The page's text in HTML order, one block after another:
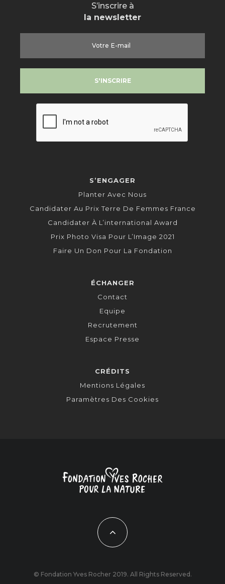
S’inscrire à
la newsletter
S’ENGAGER
Planter Avec Nous
Candidater Au Prix Terre De Femmes France
Candidater À L’international Award
Prix Photo Visa Pour L’Image 2021
Faire Un Don Pour La Fondation
ÉCHANGER
Contact
Equipe
Recrutement
Espace Presse
CRÉDITS
Mentions Légales
Paramètres Des Cookies
© Fondation Yves Rocher 2019. All Rights Reserved.